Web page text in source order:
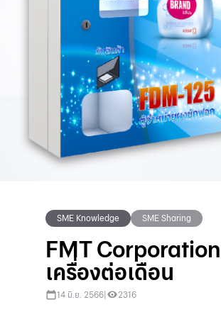
SME Knowledge SME Sharing
FMT Corporation
เครื่องต่อเดือน
14 มิ.ย. 2566 2316